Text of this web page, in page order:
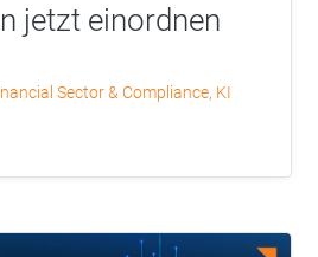
jetzt einordnen
Sector & Compliance, KI